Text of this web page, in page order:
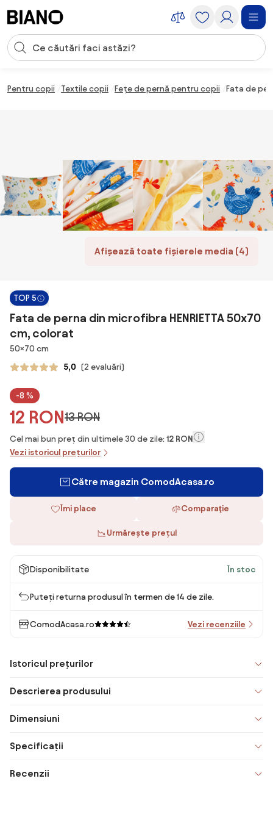
Introducerea căutării
Pentru copii Textile copii Fețe de pernă pentru copii Fata de
Afișează toate fișierele media (4)
TOP 5
Fata de perna din microfibra HENRIETTA 50x70
cm, colorat
Dimensiuni
50×70 cm
5,0 (2 evaluări)
-8 %
12 RON13 RON
Cel mai bun preț din ultimele 30 de zile: 12 RON
Vezi istoricul prețurilor
Către magazin ComodAcasa.ro
Îmi place Comparaţie
Urmărește prețul
Disponibilitate În stoc
Puteți returna produsul în termen de 14 de zile.
ComodAcasa.ro Vezi recenziile
Istoricul prețurilor
Descrierea produsului
Dimensiuni
Specificații
Recenzii